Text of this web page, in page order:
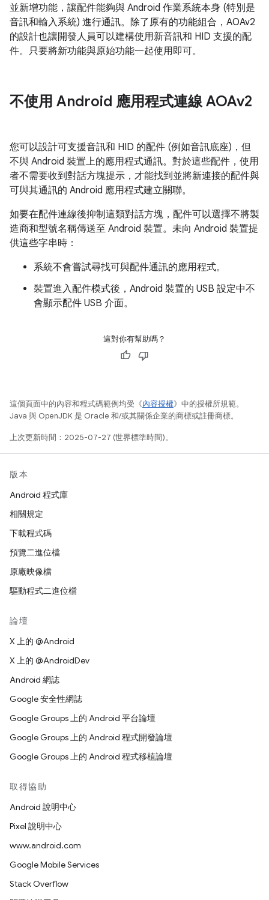
並新增功能，讓配件能夠與 Android 作業系統本身 (特別是
音訊和輸入系統) 進行通訊。除了原有的功能組合，AOAv2
的設計也讓開發人員可以建構使用新音訊和 HID 支援的配
件。只要將新功能與原始功能一起使用即可。
不使用 Android 應用程式連線 AOAv2
您可以設計可支援音訊和 HID 的配件 (例如音訊底座)，但
不與 Android 裝置上的應用程式通訊。對於這些配件，使用
者不需要收到對話方塊提示，才能找到並將新連接的配件與
可與其通訊的 Android 應用程式建立關聯。
如要在配件連線後抑制這類對話方塊，配件可以選擇不將製
造商和型號名稱傳送至 Android 裝置。未向 Android 裝置提
供這些字串時：
系統不會嘗試尋找可與配件通訊的應用程式。
裝置進入配件模式後，Android 裝置的 USB 設定中不
會顯示配件 USB 介面。
這對你有幫助嗎？
這個頁面中的內容和程式碼範例均受《內容授權》中的授權所規範。
Java 與 OpenJDK 是 Oracle 和/或其關係企業的商標或註冊商標。
上次更新時間：2025-07-27 (世界標準時間)。
版本
Android 程式庫
相關規定
下載程式碼
預覽二進位檔
原廠映像檔
驅動程式二進位檔
論壇
X 上的 @Android
X 上的 @AndroidDev
Android 網誌
Google 安全性網誌
Google Groups 上的 Android 平台論壇
Google Groups 上的 Android 程式開發論壇
Google Groups 上的 Android 程式移植論壇
取得協助
Android 說明中心
Pixel 說明中心
www.android.com
Google Mobile Services
Stack Overflow